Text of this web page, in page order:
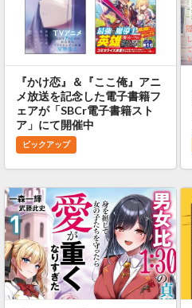
『かけ恋』＆『ここ俺』アニ
メ放送を記念した電子書籍フ
ェアが「SBCr電子書籍スト
ア」にて開催中
ピックアップ